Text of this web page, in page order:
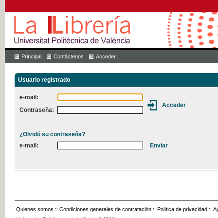
Principal Contáctenos Acceder
Usuario registrado
e-mail:
Contraseña:
¿Olvidó su contraseña?
e-mail:
Quienes somos :: Condiciones generales de contratación :: Política de privacidad ::